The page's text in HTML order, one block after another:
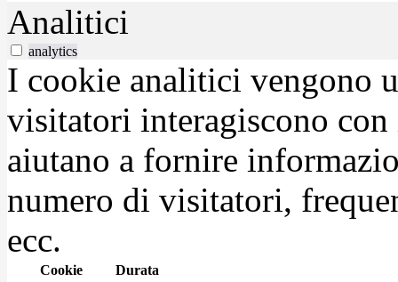
Analitici
analytics
I cookie analitici vengono
visitatori interagiscono
aiutano a fornire
numero di visitatori,
ecc.
Cookie Durata